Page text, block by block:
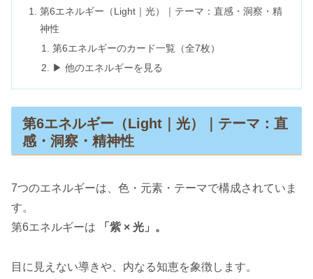
第6エネルギー（Light｜光）｜テーマ：直感・洞察・精
神性
第6エネルギーのカード一覧（全7枚）
▶ 他のエネルギーを見る
第6エネルギー（Light｜光）｜テーマ：直
感・洞察・精神性
7つのエネルギーは、色・元素・テーマで構成されていま
す。
第6エネルギーは
「紫 × 光」。
目に見えない導きや、内なる知恵を象徴します。